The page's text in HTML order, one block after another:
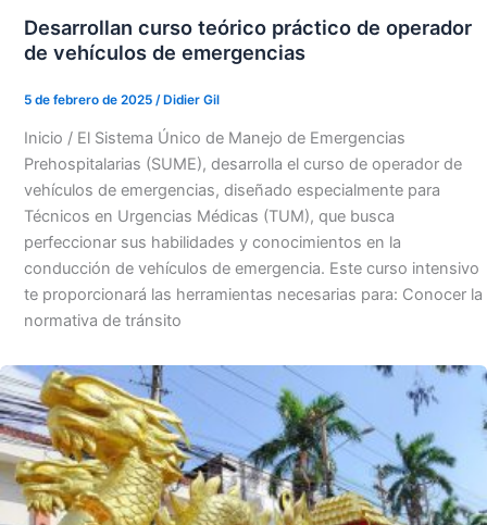
Desarrollan curso teórico práctico de operador
de vehículos de emergencias
5 de febrero de 2025 /Didier Gil
Inicio / El Sistema Único de Manejo de Emergencias
Prehospitalarias (SUME), desarrolla el curso de operador de
vehículos de emergencias, diseñado especialmente para
Técnicos en Urgencias Médicas (TUM), que busca
perfeccionar sus habilidades y conocimientos en la
conducción de vehículos de emergencia. Este curso intensivo
te proporcionará las herramientas necesarias para: Conocer la
normativa de tránsito